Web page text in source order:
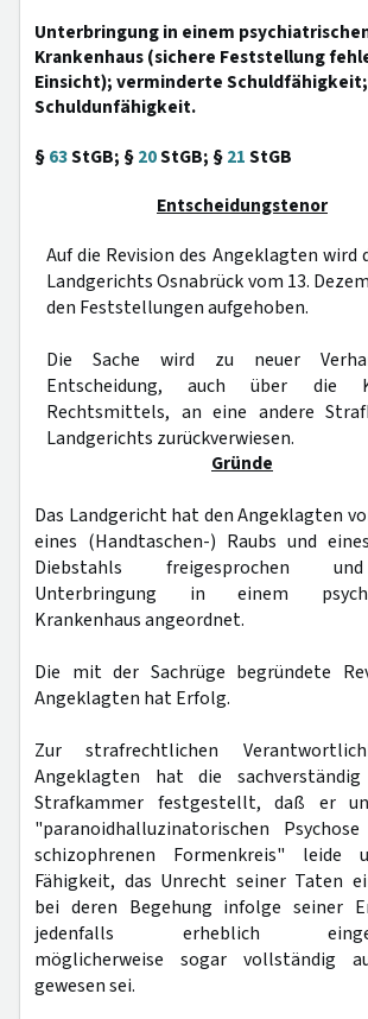
Unterbringung in einem
Krankenhaus (sichere Feststellung
Einsicht); verminderte Schuldfähigkeit;
Schuldunfähigkeit.
§63StGB; §20StGB; §21StGB
Entscheidungstenor
Auf die Revision des Angeklagten wird
Landgerichts Osnabrück vom 13.
den Feststellungen aufgehoben.
Die Sache wird zu neuer
Entscheidung, auch über die
Rechtsmittels, an eine andere
Landgerichts zurückverwiesen.
Gründe
Das Landgericht hat den Angeklagten
eines (Handtaschen-) Raubs und
Diebstahls freigesprochen
Unterbringung in einem
Krankenhaus angeordnet.
Die mit der Sachrüge begründete
Angeklagten hat Erfolg.
Zur strafrechtlichen
Angeklagten hat die sachverständig
Strafkammer festgestellt, daß er
"paranoidhalluzinatorischen
schizophrenen Formenkreis" leide
Fähigkeit, das Unrecht seiner Taten
bei deren Begehung infolge seiner
jedenfalls erheblich
möglicherweise sogar vollständig
gewesen sei.